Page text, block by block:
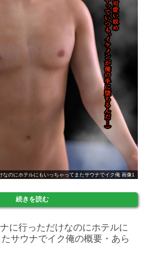
なのにホテルにもいっちゃってまたサウナでイク俺 画像1
続きを読む
に行っただけなのにホテルに
サウナでイク俺の概要・あら